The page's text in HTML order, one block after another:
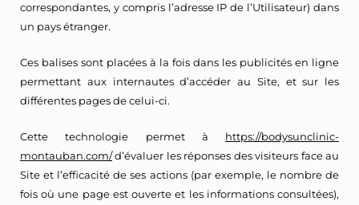
correspondantes, y compris l’adresse IP de l’Utilisateur) dans
un pays étranger.
Ces balises sont placées à la fois dans les publicités en ligne
permettant aux internautes d’accéder au Site, et sur les
différentes pages de celui-ci.
Cette technologie permet à https://bodysunclinic-
montauban.com/d’évaluer les réponses des visiteurs face au
Site et l’efficacité de ses actions (par exemple, le nombre de
fois où une page est ouverte et les informations consultées),